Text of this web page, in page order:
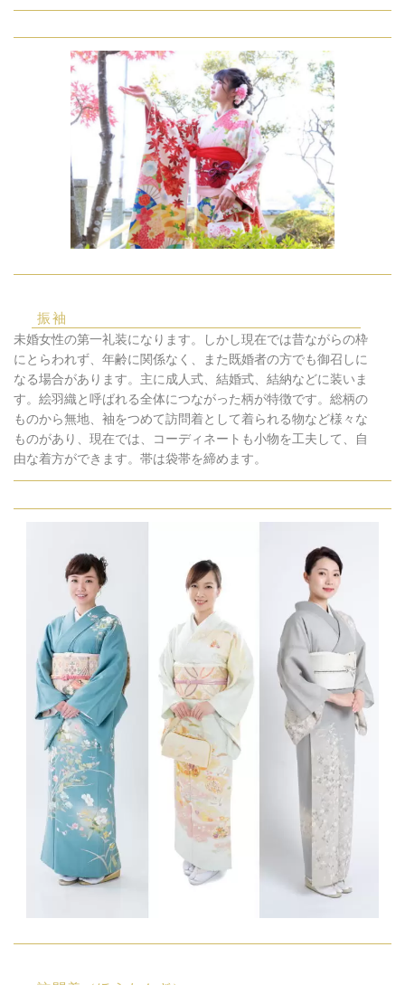
振袖
未婚女性の第一礼装になります。しかし現在では昔ながらの枠
にとらわれず、年齢に関係なく、また既婚者の方でも御召しに
なる場合があります。主に成人式、結婚式、結納などに装いま
す。絵羽織と呼ばれる全体につながった柄が特徴です。総柄の
ものから無地、袖をつめて訪問着として着られる物など様々な
ものがあり、現在では、コーディネートも小物を工夫して、自
由な着方ができます。帯は袋帯を締めます。